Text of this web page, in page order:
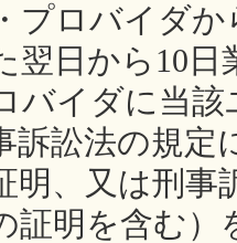
プロバイダ
翌日から10
バイダに当
訴訟法の規定
明、又は刑事
証明を含む